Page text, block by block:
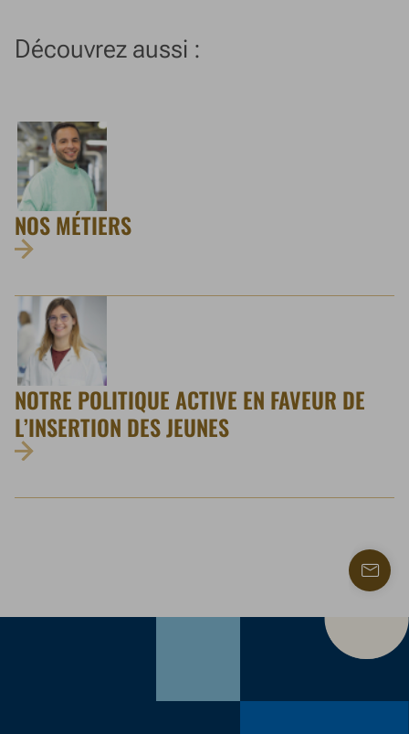
Découvrez aussi :
NOS MÉTIERS
NOTRE POLITIQUE ACTIVE EN FAVEUR DE
L’INSERTION DES JEUNES